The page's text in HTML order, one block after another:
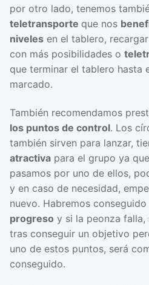
por otro lado, tenemos
teletransporte que nos
niveles en el tablero, recargar
con más posibilidades o
que terminar el tablero hasta
marcado.
También recomendamos
los puntos de control. Los
también sirven para lanzar,
atractiva para el grupo ya
pasamos por uno de ellos,
y en caso de necesidad,
nuevo. Habremos
progreso y si la peonza falla,
tras conseguir un objetivo
uno de estos puntos, será
conseguido.